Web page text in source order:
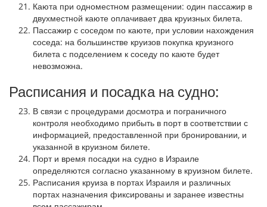
Каюта при одноместном размещении: один пассажир в
двухместной каюте оплачивает два круизных билета.
Пассажир с соседом по каюте, при условии нахождения
соседа: на большинстве круизов покупка круизного
билета с подселением к соседу по каюте будет
невозможна.
Расписания и посадка на судно:
В связи с процедурами досмотра и пограничного
контроля необходимо прибыть в порт в соответствии с
информацией, предоставленной при бронировании, и
указанной в круизном билете.
Порт и время посадки на судно в Израиле
определяются согласно указанному в круизном билете.
Расписания круиза в портах Израиля и различных
портах назначения фиксированы и заранее известны